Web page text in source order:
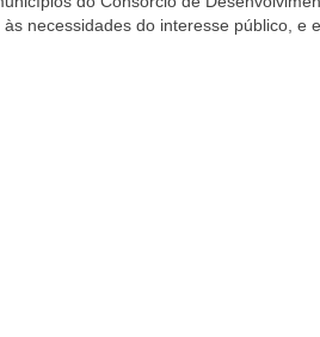
necessidades do interesse público, e